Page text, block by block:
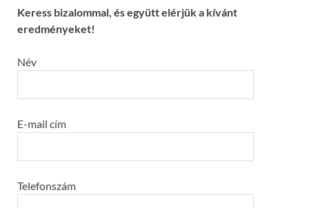
Keress bizalommal, és együtt elérjük a kívánt
eredményeket!
Név
E-mail cím
Telefonszám